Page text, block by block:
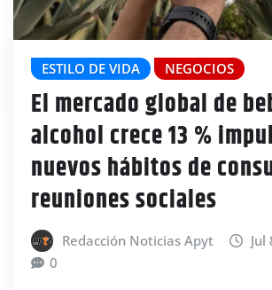
ESTILO DE VIDA NEGOCIOS
El mercado global de
alcohol crece 13 %
nuevos hábitos de
reuniones sociales
Redacción Noticias Apyt
Jul
0